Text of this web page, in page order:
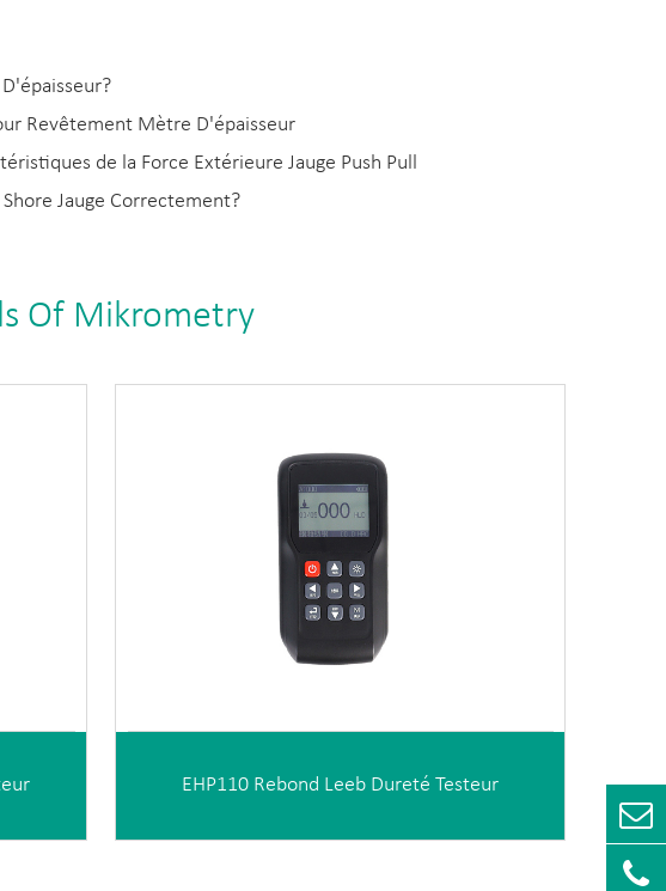
Revêtement Mètre D'épaisseur
de la Force Extérieure Jauge Push Pull
Jauge Correctement?
Of Mikrometry
EHP110 Rebond Leeb Dureté Testeur